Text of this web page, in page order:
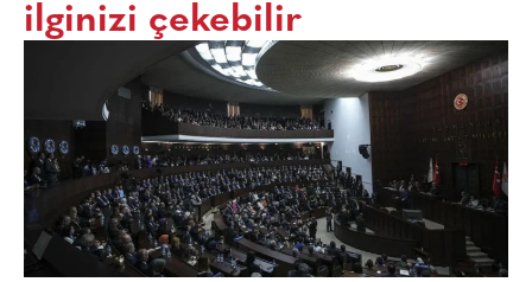
ilginizi çekebilir